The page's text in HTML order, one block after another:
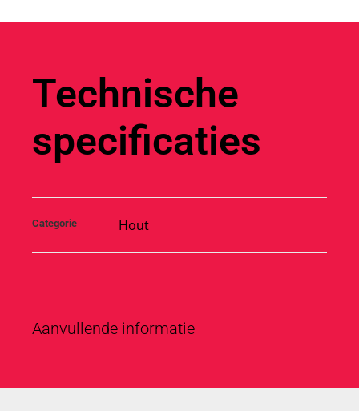
Technische
specificaties
Categorie Hout
Aanvullende informatie